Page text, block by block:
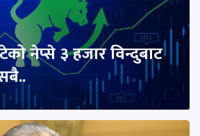
नेप्से ३ हजार विन्दुबाट